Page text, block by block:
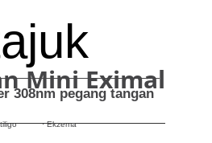
308nm pegang tangan
· Ekzema
Mini Eximal